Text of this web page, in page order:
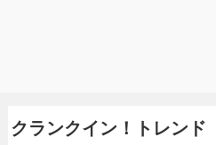
クランクイン！トレン